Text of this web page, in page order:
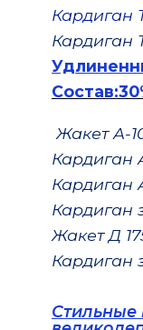
Кардиган
Кардиган
Жакет А-
Кардиган
Кардиган
Кардиган
Жакет Д
Кардиган